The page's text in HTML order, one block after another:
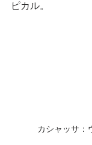
ピカル。
カシャッサ：